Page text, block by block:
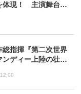
体現！ 主演舞台
総指揮『第二次世界
ディー上陸の壮絶